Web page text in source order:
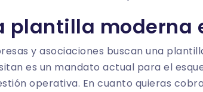
plantilla moderna
y asociaciones buscan una
es un mandato actual para el
operativa. En cuanto quieras